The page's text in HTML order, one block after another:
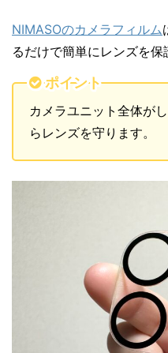
NIMASOのカメラフィルム
るだけで簡単にレンズを保
ポイント
カメラユニット全体が
らレンズを守ります。